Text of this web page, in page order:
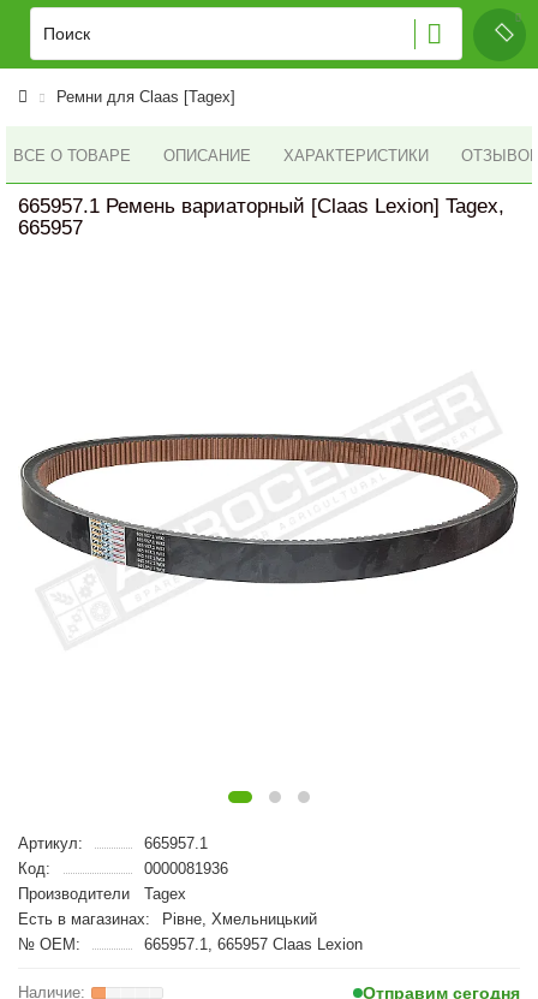
Ремни для Claas [Tagex]
ВСЕ О ТОВАРЕ ОПИСАНИЕ ХАРАКТЕРИСТИКИ ОТЗЫВОВ
665957.1 Ремень вариаторный [Claas Lexion] Tagex,
665957
Артикул:
665957.1
Код:
0000081936
Производители
Tagex
Есть в магазинах:
Рівне, Хмельницький
№ OEM:
665957.1, 665957 Claas Lexion
Отправим сегодня